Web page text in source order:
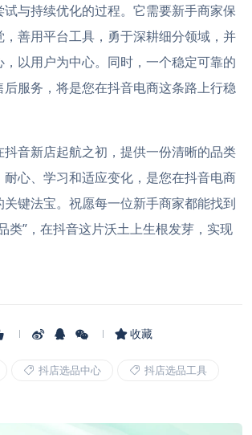
与持续优化的过程。它需要新手商家保
善用平台工具，勇于深耕细分领域，并
以用户为中心。同时，一个稳定可靠的
服务，将是您在抖音电商这条路上行稳
音新店起航之初，提供一份清晰的品类
心、学习和适应变化，是您在抖音电商
键法宝。祝愿每一位新手商家都能找到
类”，在抖音这片沃土上生根发芽，实现
收藏
抖店选品中心 抖店选品工具